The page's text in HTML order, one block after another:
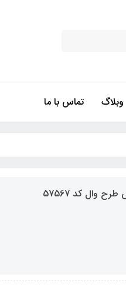
وبلاگ تماس با ما
وال کد 57567